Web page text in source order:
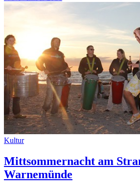
Kultur
Mittsommernacht am
Warnemünde